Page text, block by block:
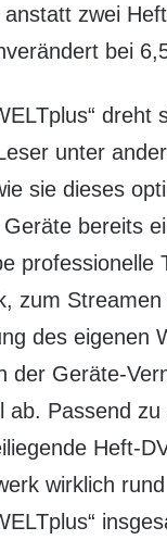
anstatt zwei
bei
unter
sie dieses
bereits
zum
des eigenen
der Geräte-
ab. Passend
Heft-
wirklich